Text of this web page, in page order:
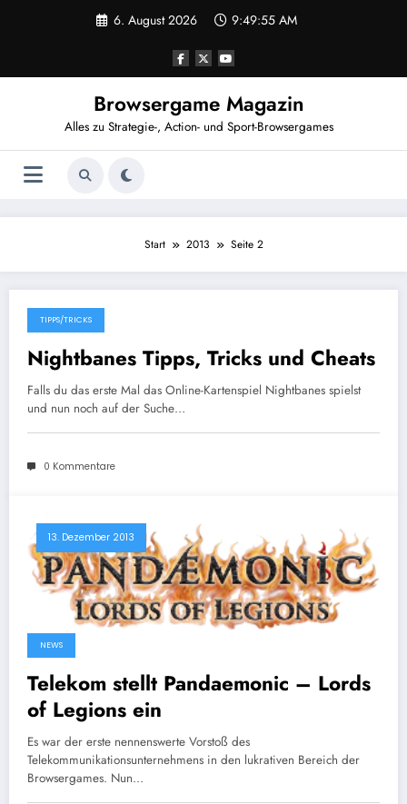
6. August 2026 9:49:55 AM
Browsergame Magazin
Alles zu Strategie-, Action- und Sport-Browsergames
Start 2013 Seite 2
13. Dezember 2013
TIPPS/TRICKS
Nightbanes Tipps, Tricks und Cheats
Falls du das erste Mal das Online-Kartenspiel Nightbanes spielst
und nun noch auf der Suche…
0 Kommentare
13. Dezember 2013
NEWS
Telekom stellt Pandaemonic – Lords
of Legions ein
Es war der erste nennenswerte Vorstoß des
Telekommunikationsunternehmens in den lukrativen Bereich der
Browsergames. Nun…